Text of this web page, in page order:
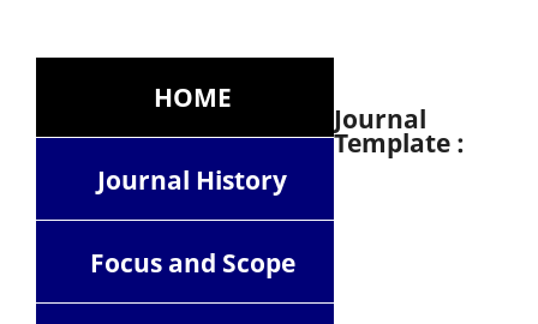
HOME
Journal History
Focus and Scope
Journal
Template :